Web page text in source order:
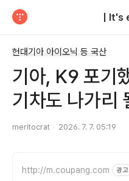
| It's
현대기아 아이오닉 등 국산
기아, K9 포기
기차도 나가리
meritocrat 2026. 7. 7. 05:19
http://m.coupang.com 광고